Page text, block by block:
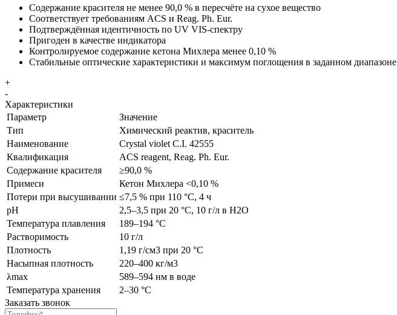
Содержание красителя не менее 90,0 % в пересчёте на сухое вещество
Соответствует требованиям ACS и Reag. Ph. Eur.
Подтверждённая идентичность по UV VIS-спектру
Пригоден в качестве индикатора
Контролируемое содержание кетона Михлера менее 0,10 %
Стабильные оптические характеристики и максимум поглощения в заданном диапазоне
+
-
Характеристики
Параметр
Значение
Тип
Химический реактив, краситель
Наименование
Crystal violet C.I. 42555
Квалификация
ACS reagent, Reag. Ph. Eur.
Содержание красителя
≥90,0 %
Примеси
Кетон Михлера <0,10 %
Потери при высушивании ≤7,5 % при 110 °C, 4 ч
pH
2,5–3,5 при 20 °C, 10 г/л в H2O
Температура плавления
189–194 °C
Растворимость
10 г/л
Плотность
1,19 г/см3 при 20 °C
Насыпная плотность
220–400 кг/м3
λmax
589–594 нм в воде
Температура хранения
2–30 °C
Заказать звонок